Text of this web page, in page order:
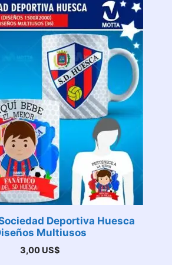
Deportiva Huesca
Multiusos
3,00 US$